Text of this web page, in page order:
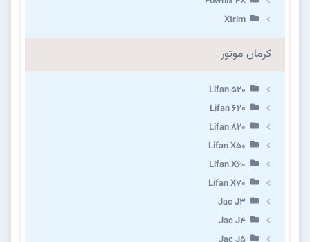
Xtrim
کرمان موتور
Lifan 520
Lifan 620
Lifan 820
Lifan X50
Lifan X60
Lifan X70
Jac J3
Jac J4